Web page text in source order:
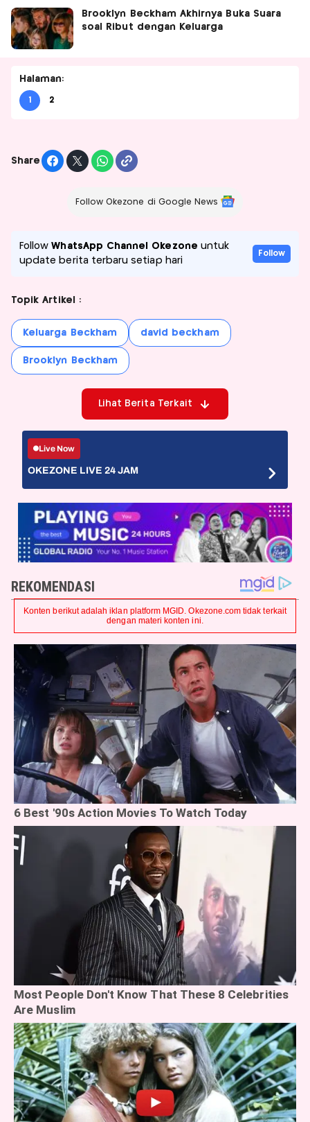
Brooklyn Beckham Akhirnya Buka Suara
soal Ribut dengan Keluarga
Halaman:
1 2
Share
Follow Okezone di Google News
FollowWhatsApp Channel Okezone untuk
update berita terbaru setiap hari
Follow
Topik Artikel :
Keluarga Beckham david beckham
Brooklyn Beckham
Lihat Berita Terkait
Live Now
OKEZONE LIVE 24 JAM